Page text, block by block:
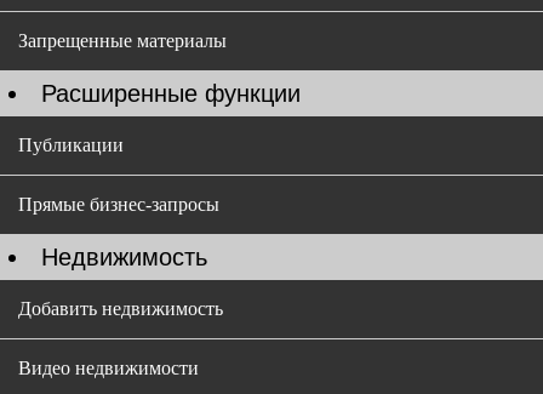
Запрещенные материалы
Расширенные функции
Публикации
Прямые бизнес-запросы
Недвижимость
Добавить недвижимость
Видео недвижимости